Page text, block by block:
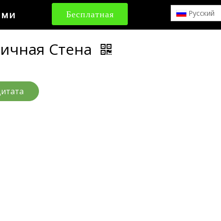
Бесплатная
Pусский
Стена